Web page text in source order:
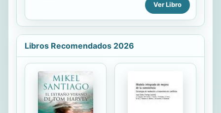
before kids can stop them. Includes
tips for parents and caregivers.
Ver Libro
Libros Recomendados 2026